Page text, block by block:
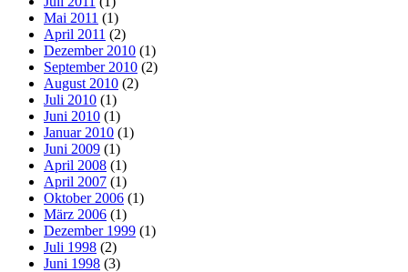
Mai 2011 (1)
April 2011 (2)
Dezember 2010 (1)
September 2010 (2)
August 2010 (2)
Juli 2010 (1)
Juni 2010 (1)
Januar 2010 (1)
Juni 2009 (1)
April 2008 (1)
April 2007 (1)
Oktober 2006 (1)
März 2006 (1)
Dezember 1999 (1)
Juli 1998 (2)
Juni 1998 (3)